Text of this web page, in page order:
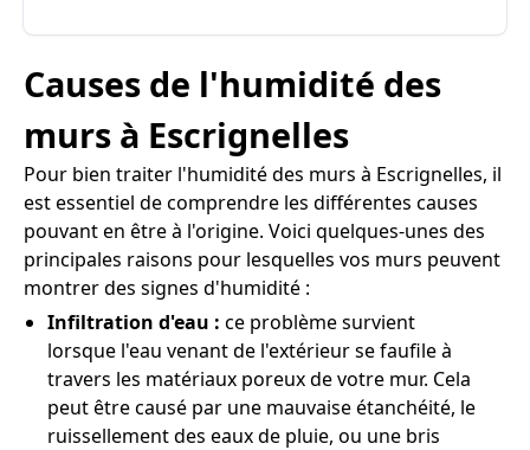
Causes de l'humidité des
murs à Escrignelles
Pour bien traiter l'humidité des murs à Escrignelles, il
est essentiel de comprendre les différentes causes
pouvant en être à l'origine. Voici quelques-unes des
principales raisons pour lesquelles vos murs peuvent
montrer des signes d'humidité :
Infiltration d'eau : ce problème survient
lorsque l'eau venant de l'extérieur se faufile à
travers les matériaux poreux de votre mur. Cela
peut être causé par une mauvaise étanchéité, le
ruissellement des eaux de pluie, ou une bris